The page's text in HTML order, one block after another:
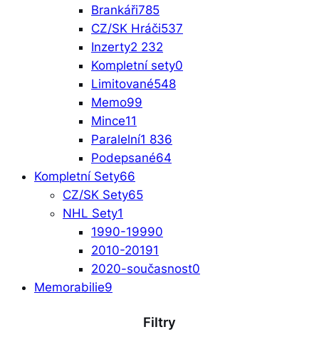
Brankáři785
CZ/SK Hráči537
Inzerty2 232
Kompletní sety0
Limitované548
Memo99
Mince11
Paralelní1 836
Podepsané64
Kompletní Sety66
CZ/SK Sety65
NHL Sety1
1990-19990
2010-20191
2020-současnost0
Memorabilie9
Filtry